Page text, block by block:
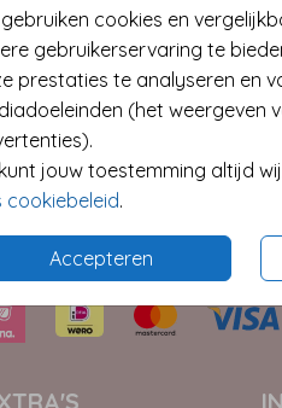
cookies en
gebruikerservaring te
prestaties te analyseren en
(het weergeven
jouw toestemming altijd
cookiebeleid.
Accepteren